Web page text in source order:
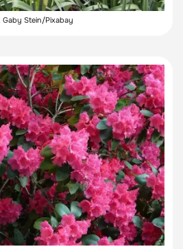
Gaby Stein/Pixabay